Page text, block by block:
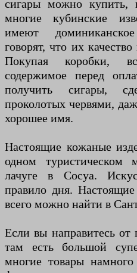
сигары можно купить,
многие кубинские
имеют
говорят, что их
Покупая коробки,
содержимое перед
получить сигары,
проколотых червями,
хорошее имя.
Настоящие кожаные
одном туристическом
лачуге в Сосуа.
правило дня.
всего можно найти в
Если вы направитесь от
там есть большой
многие товары